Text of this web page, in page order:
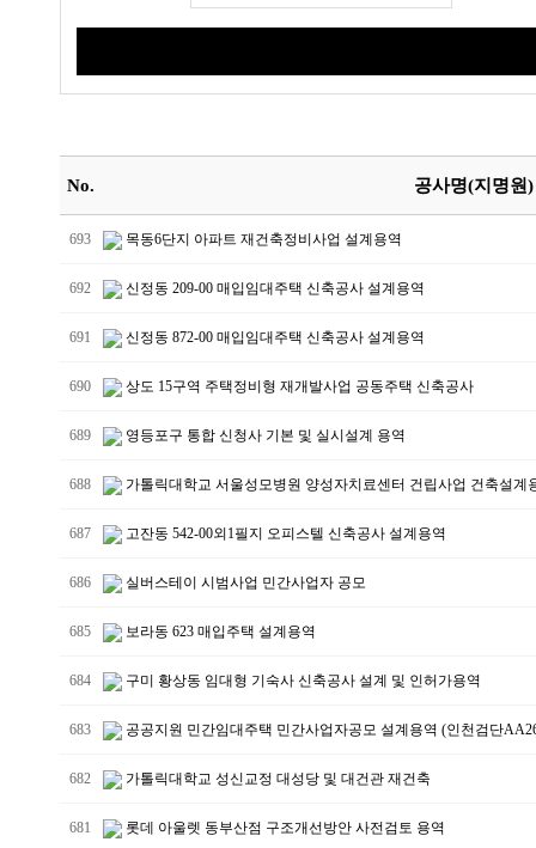
No. 공사명(지명원)
693 목동6단지 아파트 재건축정비사업 설계용역
692 신정동 209-00 매입임대주택 신축공사 설계용역
691 신정동 872-00 매입임대주택 신축공사 설계용역
690 상도 15구역 주택정비형 재개발사업 공동주택 신축공사
689 영등포구 통합 신청사 기본 및 실시설계 용역
688 가톨릭대학교 서울성모병원 양성자치료센터 건립사업 건축설계
687 고잔동 542-00외1필지 오피스텔 신축공사 설계용역
686 실버스테이 시범사업 민간사업자 공모
685 보라동 623 매입주택 설계용역
684 구미 황상동 임대형 기숙사 신축공사 설계 및 인허가용역
683 공공지원 민간임대주택 민간사업자공모 설계용역 (인천검단
682 가톨릭대학교 성신교정 대성당 및 대건관 재건축
681 롯데 아울렛 동부산점 구조개선방안 사전검토 용역